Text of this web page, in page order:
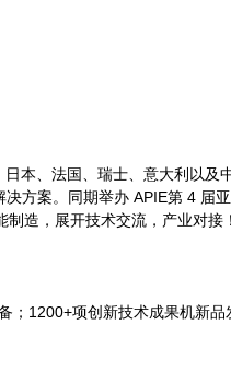
本、法国、瑞士、意大利以及
方案。同期举办 APIE第 4 届
造，展开技术交流，产业对接
；1200+项创新技术成果机新品